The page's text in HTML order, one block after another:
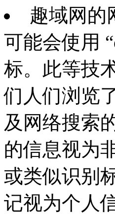
趣域网的
可能会使用
标。此等技
们人们浏览
及网络搜索
的信息视为
或类似识别
记视为个人